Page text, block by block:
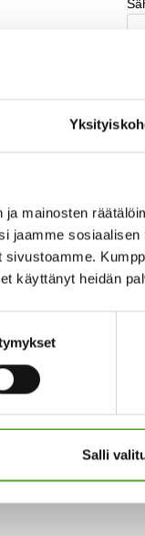
mainosten
jaamme
käyttänyt heidän
Salli